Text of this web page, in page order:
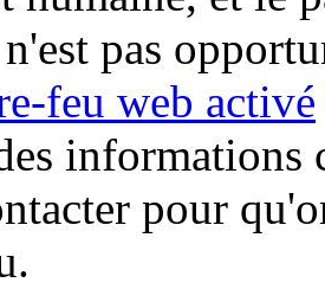
pas
feu web activé
informations
pour